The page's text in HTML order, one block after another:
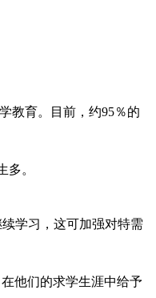
教育。目前，约95％的
。
学习，这可加强对特需
他们的求学生涯中给予